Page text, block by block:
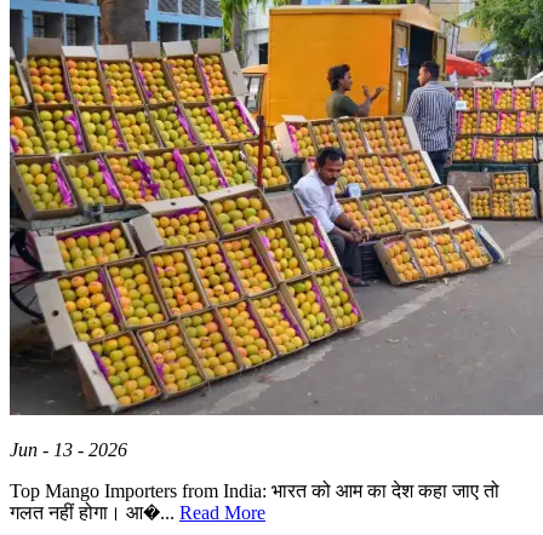
Jun - 13 - 2026
Top Mango Importers from India: भारत को आम का देश कहा जाए तो
गलत नहीं होगा। आ�... Read More